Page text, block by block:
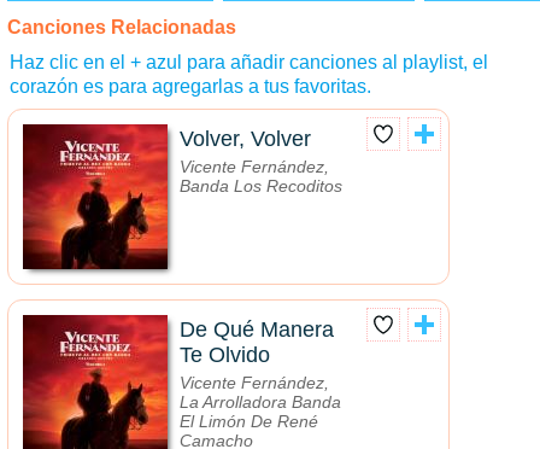
Canciones Relacionadas
Haz clic en el + azul para añadir canciones al playlist, el
corazón es para agregarlas a tus favoritas.
Volver, Volver
Vicente Fernández,
Banda Los Recoditos
De Qué Manera
Te Olvido
Vicente Fernández,
La Arrolladora Banda
El Limón De René
Camacho